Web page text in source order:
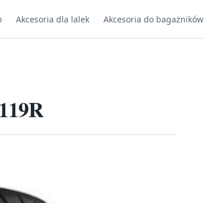
Akcesoria dla lalek Akcesoria do bagażników